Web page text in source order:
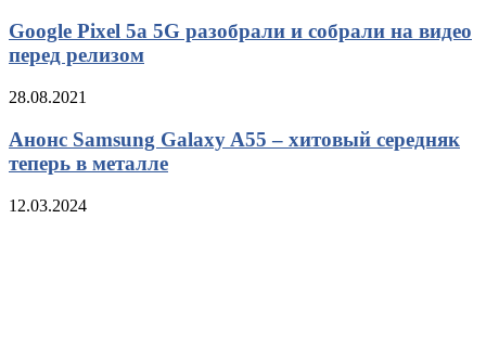
Google Pixel 5a 5G разобрали и собрали на видео
перед релизом
28.08.2021
Анонс Samsung Galaxy A55 – хитовый середняк
теперь в металле
12.03.2024